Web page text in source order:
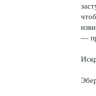
—